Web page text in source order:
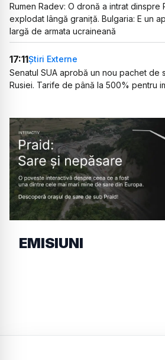
Rumen Radev: O dronă a intrat dinspre
explodat lângă graniță. Bulgaria: E un
largă de armata ucraineană
17:11Știri Externe
Senatul SUA aprobă un nou pachet de
Rusiei. Tarife de până la 500% pentru
EMISIUNI